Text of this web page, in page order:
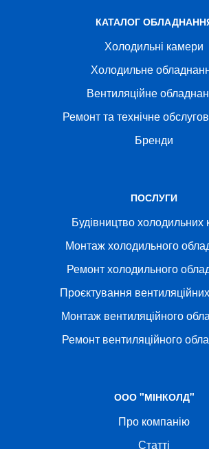
КАТАЛОГ
Холодильні камери
Холодильне
Вентиляційне
Ремонт та технічне
Бренди
ПОСЛУГИ
Будівництво холодильних
Монтаж холодильного
Ремонт холодильного
Проєктування
Монтаж вентиляційного
Ремонт вентиляційного
ООО "МІНКОЛД"
Про компанію
Статті